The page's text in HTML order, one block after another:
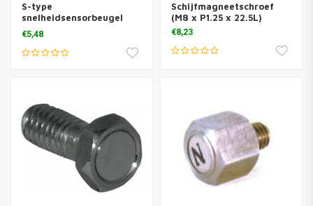
S-type
snelheidsensorbeugel
(M8)
€5,48
Schijfmagneetschroef
(M8 x P1.25 x 22.5L)
€8,23